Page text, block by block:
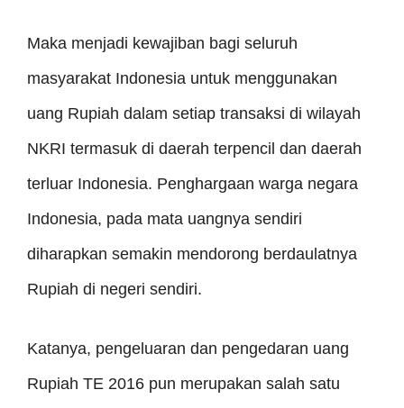
Maka menjadi kewajiban bagi seluruh
masyarakat Indonesia untuk menggunakan
uang Rupiah dalam setiap transaksi di wilayah
NKRI termasuk di daerah terpencil dan daerah
terluar Indonesia. Penghargaan warga negara
Indonesia, pada mata uangnya sendiri
diharapkan semakin mendorong berdaulatnya
Rupiah di negeri sendiri.
Katanya, pengeluaran dan pengedaran uang
Rupiah TE 2016 pun merupakan salah satu